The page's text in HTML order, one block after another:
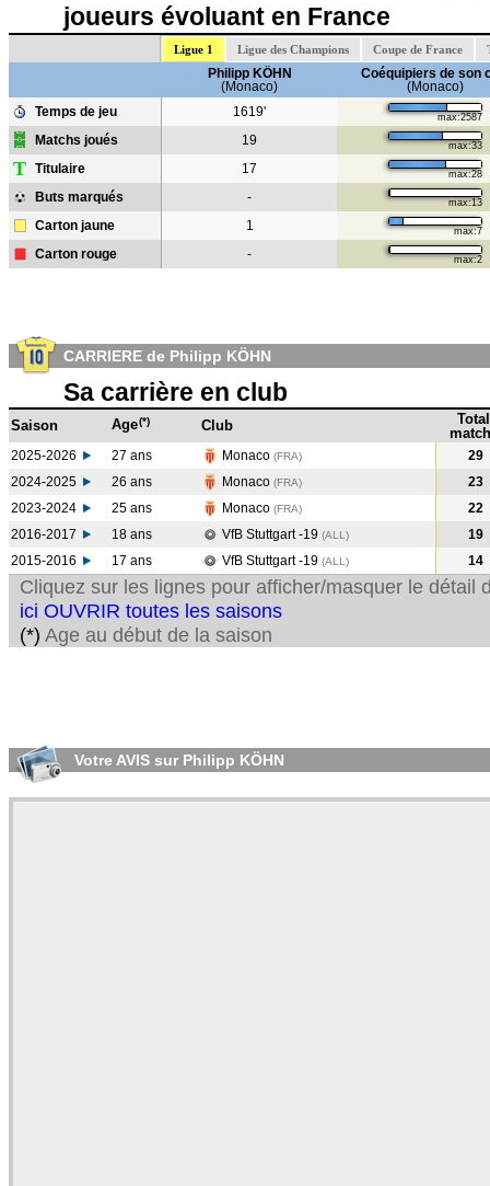
joueurs évoluant en France
Ligue 1 Ligue des Champions Coupe de France
Philipp KÖHN
(Monaco)
Coéquipiers de son
(Monaco)
Temps de jeu
1619' max:2587
Matchs joués 19 max:33
T Titulaire 17 max:28
Buts marqués - max:13
Carton jaune 1 max:7
Carton rouge - max:2
CARRIERE de Philipp KÖHN
Sa carrière en club
Saison Age(*) Club
Total
2025-2026 27 ans Monaco (FRA)
29
2024-2025
26 ans Monaco (FRA)
23
2023-2024
25 ans Monaco (FRA)
22
2016-2017
18 ans VfB Stuttgart -19 (ALL )
19
2015-2016
17 ans VfB Stuttgart -19 (ALL ) 14
Cliquez sur les lignes pour afficher/masquer le détail
ici OUVRIR toutes les saisons
(*) Age au début de la saison
Votre AVIS sur Philipp KÖHN